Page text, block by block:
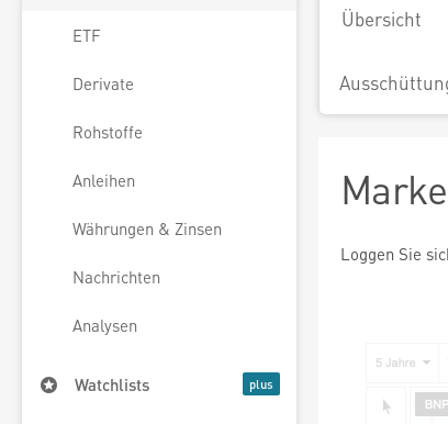
ETF
Derivate
Rohstoffe
Anleihen
Währungen & Zinsen
Nachrichten
Analysen
Watchlists
Übersicht
Loggen Sie